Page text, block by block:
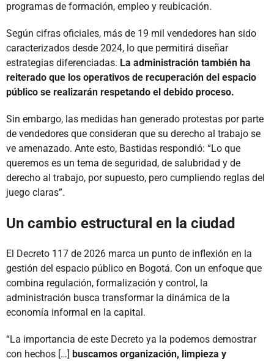
programas de formación, empleo y reubicación.
Según cifras oficiales, más de 19 mil vendedores han sido
caracterizados desde 2024, lo que permitirá diseñar
estrategias diferenciadas. La administración también ha
reiterado que los operativos de recuperación del espacio
público se realizarán respetando el debido proceso.
Sin embargo, las medidas han generado protestas por parte
de vendedores que consideran que su derecho al trabajo se
ve amenazado. Ante esto, Bastidas respondió: “Lo que
queremos es un tema de seguridad, de salubridad y de
derecho al trabajo, por supuesto, pero cumpliendo reglas del
juego claras”.
Un cambio estructural en la ciudad
El Decreto 117 de 2026 marca un punto de inflexión en la
gestión del espacio público en Bogotá. Con un enfoque que
combina regulación, formalización y control, la
administración busca transformar la dinámica de la
economía informal en la capital.
“La importancia de este Decreto ya la podemos demostrar
con hechos […] buscamos organización, limpieza y